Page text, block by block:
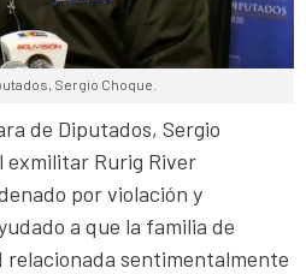
Sergio Choque.
de Diputados, Sergio
exmilitar Rurig River
por violación y
a que la familia de
relacionada sentimentalmente